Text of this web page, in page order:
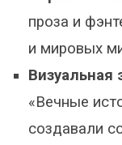
проза и
и мировых
Визуальная
«Вечные
создавали